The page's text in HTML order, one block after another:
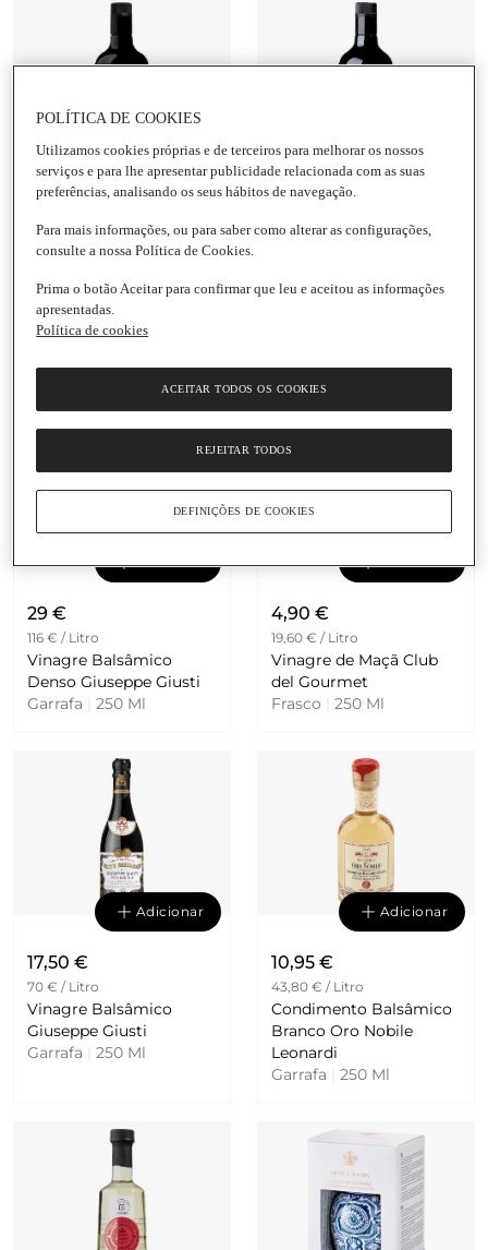
Adicionar
39,80 € / Litro
Azeite Virgem Extra
Vale Meão
Garrafa|500 Ml
Adicionar
43,80 € / Litro
Adicionar
29 €
116 € / Litro
Vinagre Balsâmico
Denso Giuseppe Giusti
Garrafa
250 Ml
Adicionar
4,90 €
19,60 € / Litro
Vinagre de Maçã Club
del Gourmet
Frasco
250 Ml
Adicionar
17,50 €
70 € / Litro
Vinagre Balsâmico
Giuseppe Giusti
Garrafa
250 Ml
Adicionar
10,95 €
43,80 € / Litro
Condimento Balsâmico
Branco Oro Nobile
Leonardi
Garrafa
250 Ml
POLÍTICA DE COOKIES
Utilizamos cookies próprias e de terceiros para melhorar os nossos
serviços e para lhe apresentar publicidade relacionada com as suas
preferências, analisando os seus hábitos de navegação.
Para mais informações, ou para saber como alterar as configurações,
consulte a nossa Política de Cookies.
Prima o botão Aceitar para confirmar que leu e aceitou as informações
apresentadas.
Política de cookies
REJEITAR TODOS
ACEITAR TODOS OS COOKIES
DEFINIÇÕES DE COOKIES